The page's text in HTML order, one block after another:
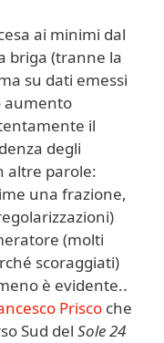
ai minimi dal
briga (tranne la
su dati emessi
aumento
il
degli
altre parole:
una frazione,
(molti
scoraggiati)
è evidente..
Prisco che
Sud del Sole 24